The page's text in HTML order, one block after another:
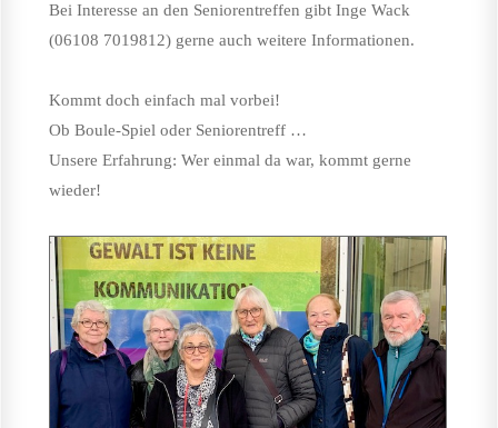
Bei Interesse an den Seniorentreffen gibt Inge Wack
(06108 7019812) gerne auch weitere Informationen.
Kommt doch einfach mal vorbei!
Ob Boule-Spiel oder Seniorentreff …
Unsere Erfahrung: Wer einmal da war, kommt gerne
wieder!